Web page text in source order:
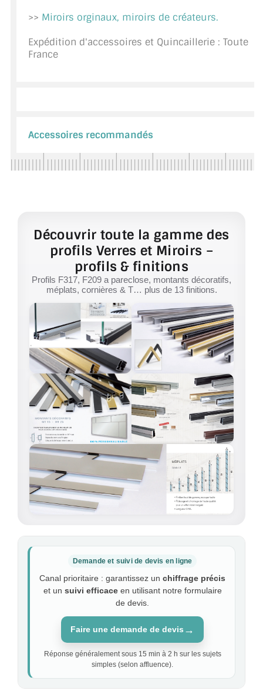
PLAN DU SITE
DÉCONNEXION
>> Miroirs orginaux, miroirs de créateurs.
Expédition d'accessoires et Quincaillerie : Toute
France
Accessoires recommandés
Découvrir toute la gamme des
profils Verres et Miroirs –
profils & finitions
Profils F317, F209 a pareclose, montants décoratifs,
méplats, cornières & T… plus de 13 finitions.
Demande et suivi de devis en ligne
Canal prioritaire : garantissez un chiffrage précis
et un suivi efficaceen utilisant notre formulaire
de devis.
Faire une demande de devis →
Réponse généralement sous 15 min à 2 h sur les sujets
simples (selon affluence).